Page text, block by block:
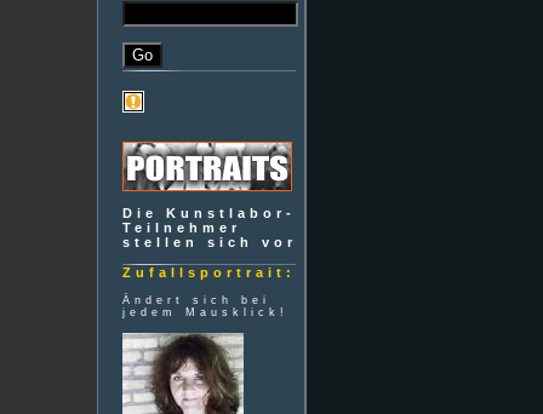
Die Kunstlabor-
Teilnehmer
stellen sich vor
Zufallsportrait:
Ändert sich bei
jedem Mausklick!